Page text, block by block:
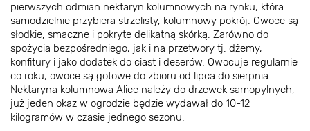
pierwszych odmian nektaryn kolumnowych na rynku, która
samodzielnie przybiera strzelisty, kolumnowy pokrój. Owoce są
słodkie, smaczne i pokryte delikatną skórką. Zarówno do
spożycia bezpośredniego, jak i na przetwory tj. dżemy,
konfitury i jako dodatek do ciast i deserów. Owocuje regularnie
co roku, owoce są gotowe do zbioru od lipca do sierpnia.
Nektaryna kolumnowa Alice należy do drzewek samopylnych,
już jeden okaz w ogrodzie będzie wydawał do 10-12
kilogramów w czasie jednego sezonu.